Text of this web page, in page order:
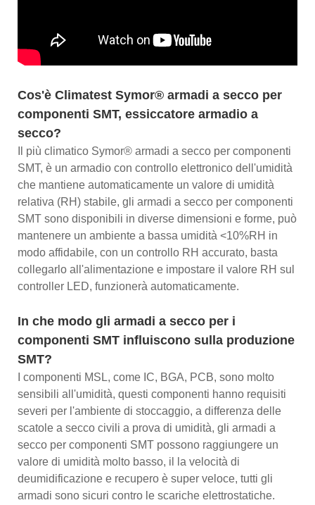
Cos'è Climatest Symor® armadi a secco per
componenti SMT, essiccatore armadio a
secco?
Il più climatico Symor® armadi a secco per componenti
SMT, è un armadio con controllo elettronico dell'umidità
che mantiene automaticamente un valore di umidità
relativa (RH) stabile, gli armadi a secco per componenti
SMT sono disponibili in diverse dimensioni e forme, può
mantenere un ambiente a bassa umidità <10%RH in
modo affidabile, con un controllo RH accurato, basta
collegarlo all'alimentazione e impostare il valore RH sul
controller LED, funzionerà automaticamente.
In che modo gli armadi a secco per i
componenti SMT influiscono sulla produzione
SMT?
I componenti MSL, come IC, BGA, PCB, sono molto
sensibili all'umidità, questi componenti hanno requisiti
severi per l'ambiente di stoccaggio, a differenza delle
scatole a secco civili a prova di umidità, gli armadi a
secco per componenti SMT possono raggiungere un
valore di umidità molto basso, il la velocità di
deumidificazione e recupero è super veloce, tutti gli
armadi sono sicuri contro le scariche elettrostatiche.